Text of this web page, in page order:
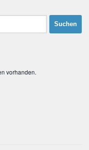
vorhanden.